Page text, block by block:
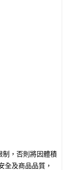
制，否則將因體積
全及商品品質，